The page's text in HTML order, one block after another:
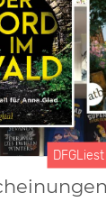
DFGLiest